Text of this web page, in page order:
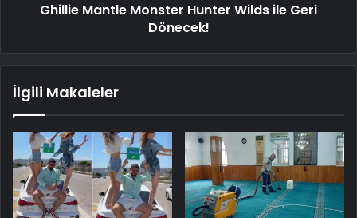
Ghillie Mantle Monster Hunter Wilds ile Geri
Dönecek!
İlgili Makaleler